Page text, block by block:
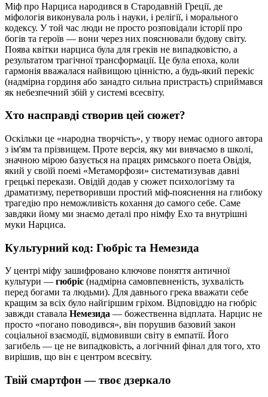
Міф про Нарциса народився в Стародавній Греції, де
міфологія виконувала роль і науки, і релігії, і морального
кодексу. У той час люди не просто розповідали історії про
богів та героїв — вони через них пояснювали будову світу.
Поява квітки нарциса була для греків не випадковістю, а
результатом трагічної трансформації. Це була епоха, коли
гармонія вважалася найвищою цінністю, а будь-який перекіс
(надмірна гординя або занадто сильна пристрасть) сприймався
як небезпечний збій у системі всесвіту.
Хто насправді створив цей сюжет?
Оскільки це «народна творчість», у твору немає одного автора
з ім'ям та прізвищем. Проте версія, яку ми вивчаємо в школі,
значною мірою базується на працях римського поета Овідія,
який у своїй поемі «Метаморфози» систематизував давні
грецькі перекази. Овідій додав у сюжет психологізму та
драматизму, перетворивши простий міф-пояснення на глибоку
трагедію про неможливість кохання до самого себе. Саме
завдяки йому ми знаємо деталі про німфу Ехо та внутрішні
муки Нарциса.
Культурний код: Гюбріс та Немезида
У центрі міфу зашифровано ключове поняття античної
культури — гюбріс (надмірна самовпевненість, зухвалість
перед богами та людьми). Для давнього грека вважати себе
кращим за всіх було найгіршим гріхом. Відповіддю на гюбріс
завжди ставала Немезида — божественна відплата. Нарцис не
просто «погано поводився», він порушив базовий закон
соціальної взаємодії, відмовивши світу в емпатії. Його
загибель — це не випадковість, а логічний фінал для того, хто
вирішив, що він є центром всесвіту.
Твій смартфон — твоє дзеркало